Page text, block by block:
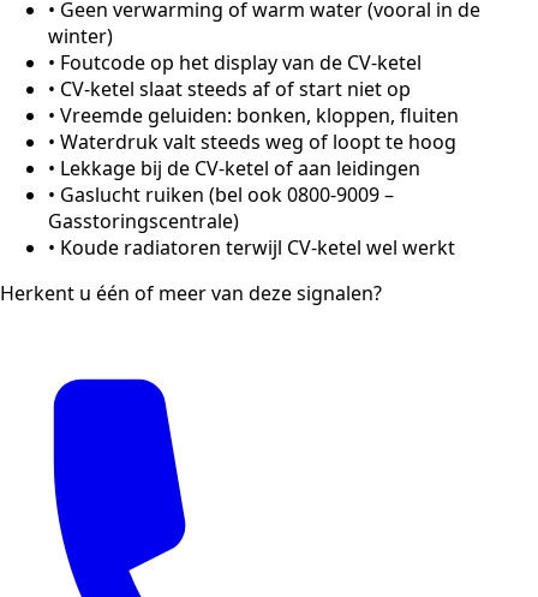
• Geen verwarming of warm water (vooral in de
winter)
• Foutcode op het display van de CV-ketel
• CV-ketel slaat steeds af of start niet op
• Vreemde geluiden: bonken, kloppen, fluiten
• Waterdruk valt steeds weg of loopt te hoog
• Lekkage bij de CV-ketel of aan leidingen
• Gaslucht ruiken (bel ook 0800-9009 –
Gasstoringscentrale)
• Koude radiatoren terwijl CV-ketel wel werkt
Herkent u één of meer van deze signalen?